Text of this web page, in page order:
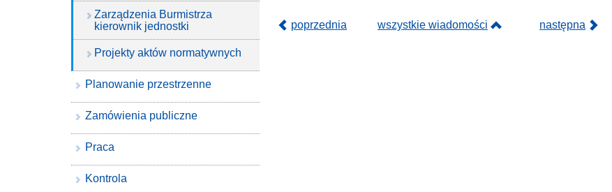
poprzednia wszystkie wiadomości następna
Zarządzenia Burmistrza
kierownik jednostki
Projekty aktów normatywnych
Planowanie przestrzenne
Zamówienia publiczne
Praca
Kontrola